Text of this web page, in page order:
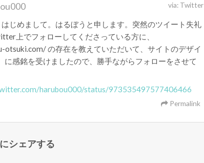
via: Twitter
はじめまして。はるぼうと申します。突然のツイート失礼
上でフォローしてくださっている方に、
の存在を教えていただいて、サイトのデザイ
に感銘を受けましたので、勝手ながらフォローをさせて
harubou000/status/973535497577406466
Permalink
シェアする